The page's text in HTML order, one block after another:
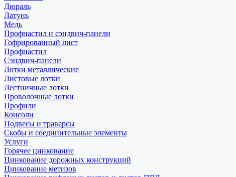
Дюраль
Латунь
Медь
Профнастил и сэндвич-панели
Гофрированный лист
Профнастил
Сэндвич-панели
Лотки металлические
Листовые лотки
Лестничные лотки
Проволочные лотки
Профили
Консоли
Подвесы и траверсы
Скобы и соединительные элементы
Услуги
Горячее цинкование
Цинкование дорожных конструкций
Цинкование метизов